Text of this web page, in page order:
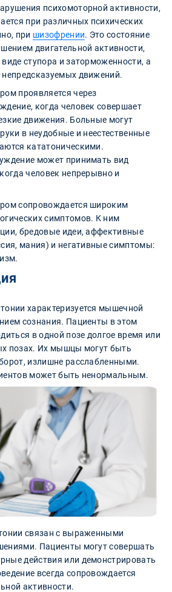
психомоторной активности,
при различных психических
при шизофрении. Это состояние
двигательной активности,
ступора и заторможенности, а
движений.
проявляется через
когда человек совершает
движения. Больные могут
в неудобные и неестественные
кататоническими.
может принимать вид
человек непрерывно и
сопровождается широким
симптомов. К ним
бредовые идеи, аффективные
мания) и негативные симптомы:
характеризуется мышечной
сознания. Пациенты в этом
в одной позе долгое время или
позах. Их мышцы могут быть
излишне расслабленными.
может быть ненормальным.
связан с выраженными
Пациенты могут совершать
действия или демонстрировать
всегда сопровождается
активности.